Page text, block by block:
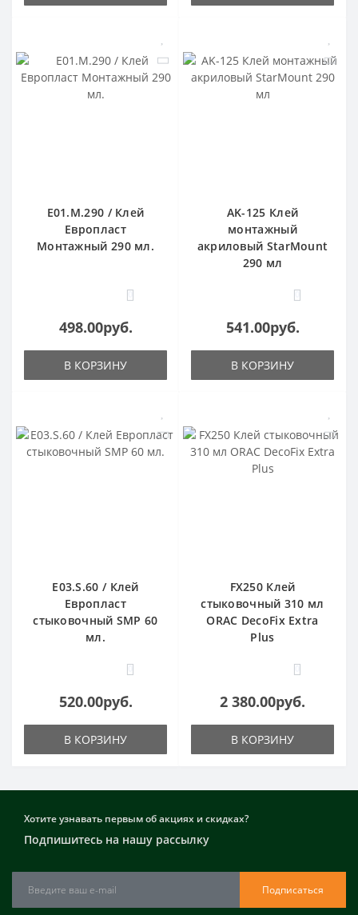
E01.M.290 / Клей
Европласт
Монтажный 290 мл.
0
498.00руб.
В КОРЗИНУ
AK-125 Клей
монтажный
акриловый StarMount
290 мл
0
541.00руб.
В КОРЗИНУ
E03.S.60 / Клей
Европласт
стыковочный SMP 60
мл.
0
520.00руб.
В КОРЗИНУ
FX250 Клей
стыковочный 310 мл
ORAC DecoFix Extra
Plus
0
2 380.00руб.
В КОРЗИНУ
Хотите узнавать первым об акциях и скидках?
Подпишитесь на нашу рассылку
Подписаться